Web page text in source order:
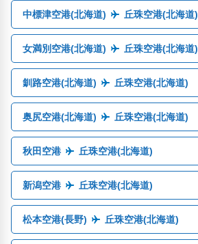
中標津空港(北海道) 丘珠空港(北海道)
女満別空港(北海道) 丘珠空港(北海道)
釧路空港(北海道) 丘珠空港(北海道)
奥尻空港(北海道) 丘珠空港(北海道)
秋田空港 丘珠空港(北海道)
新潟空港 丘珠空港(北海道)
松本空港(長野) 丘珠空港(北海道)